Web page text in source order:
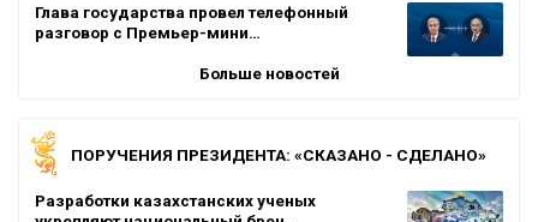
Глава государства провел телефонный
разговор с Премьер-мини…
Больше новостей
ПОРУЧЕНИЯ ПРЕЗИДЕНТА: «СКАЗАНО - СДЕЛАНО»
Разработки казахстанских ученых